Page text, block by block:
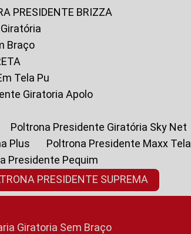
PRESIDENTE BRIZZA
Braço
Tela Pu
Giratoria Apolo
Poltrona Presidente Giratória Sky Net
Plus
Poltrona Presidente Maxx Tela
Presidente Pequim
PRESIDENTE SUPREMA
Giratoria Sem Braço